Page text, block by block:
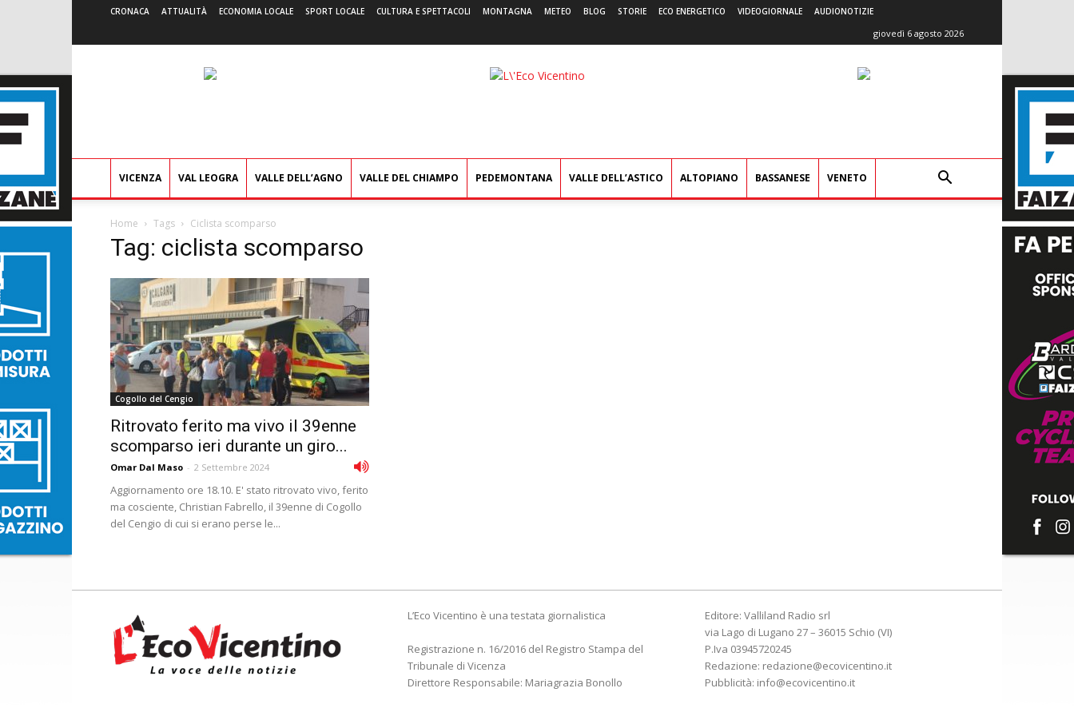
CRONACA ATTUALITÀ ECONOMIA LOCALE SPORT LOCALE CULTURA E SPETTACOLI MONTAGNA METEO BLOG STORIE ECO ENERGETICO VIDEOGIORNALE AUDIONOTIZIE
giovedì 6 agosto 2026
L'Eco
VICENZA VAL LEOGRA VALLE DELL’AGNO VALLE DEL CHIAMPO PEDEMONTANA VALLE DELL’ASTICO ALTOPIANO BASSANESE VENETO
Home Tags Ciclista scomparso
Tag: ciclista scomparso
Cogollo del Cengio
Ritrovato ferito ma vivo il 39enne
scomparso ieri durante un giro...
Omar Dal Maso - 2 Settembre 2024
Aggiornamento ore 18.10. E' stato ritrovato vivo, ferito
ma cosciente, Christian Fabrello, il 39enne di Cogollo
del Cengio di cui si erano perse le...
L’Eco Vicentino è una testata giornalistica
Registrazione n. 16/2016 del Registro Stampa del
Tribunale di Vicenza
Direttore Responsabile: Mariagrazia Bonollo
Editore: Valliland Radio srl
via Lago di Lugano 27 – 36015 Schio (VI)
P.Iva 03945720245
Redazione: redazione@ecovicentino.it
Pubblicità: info@ecovicentino.it